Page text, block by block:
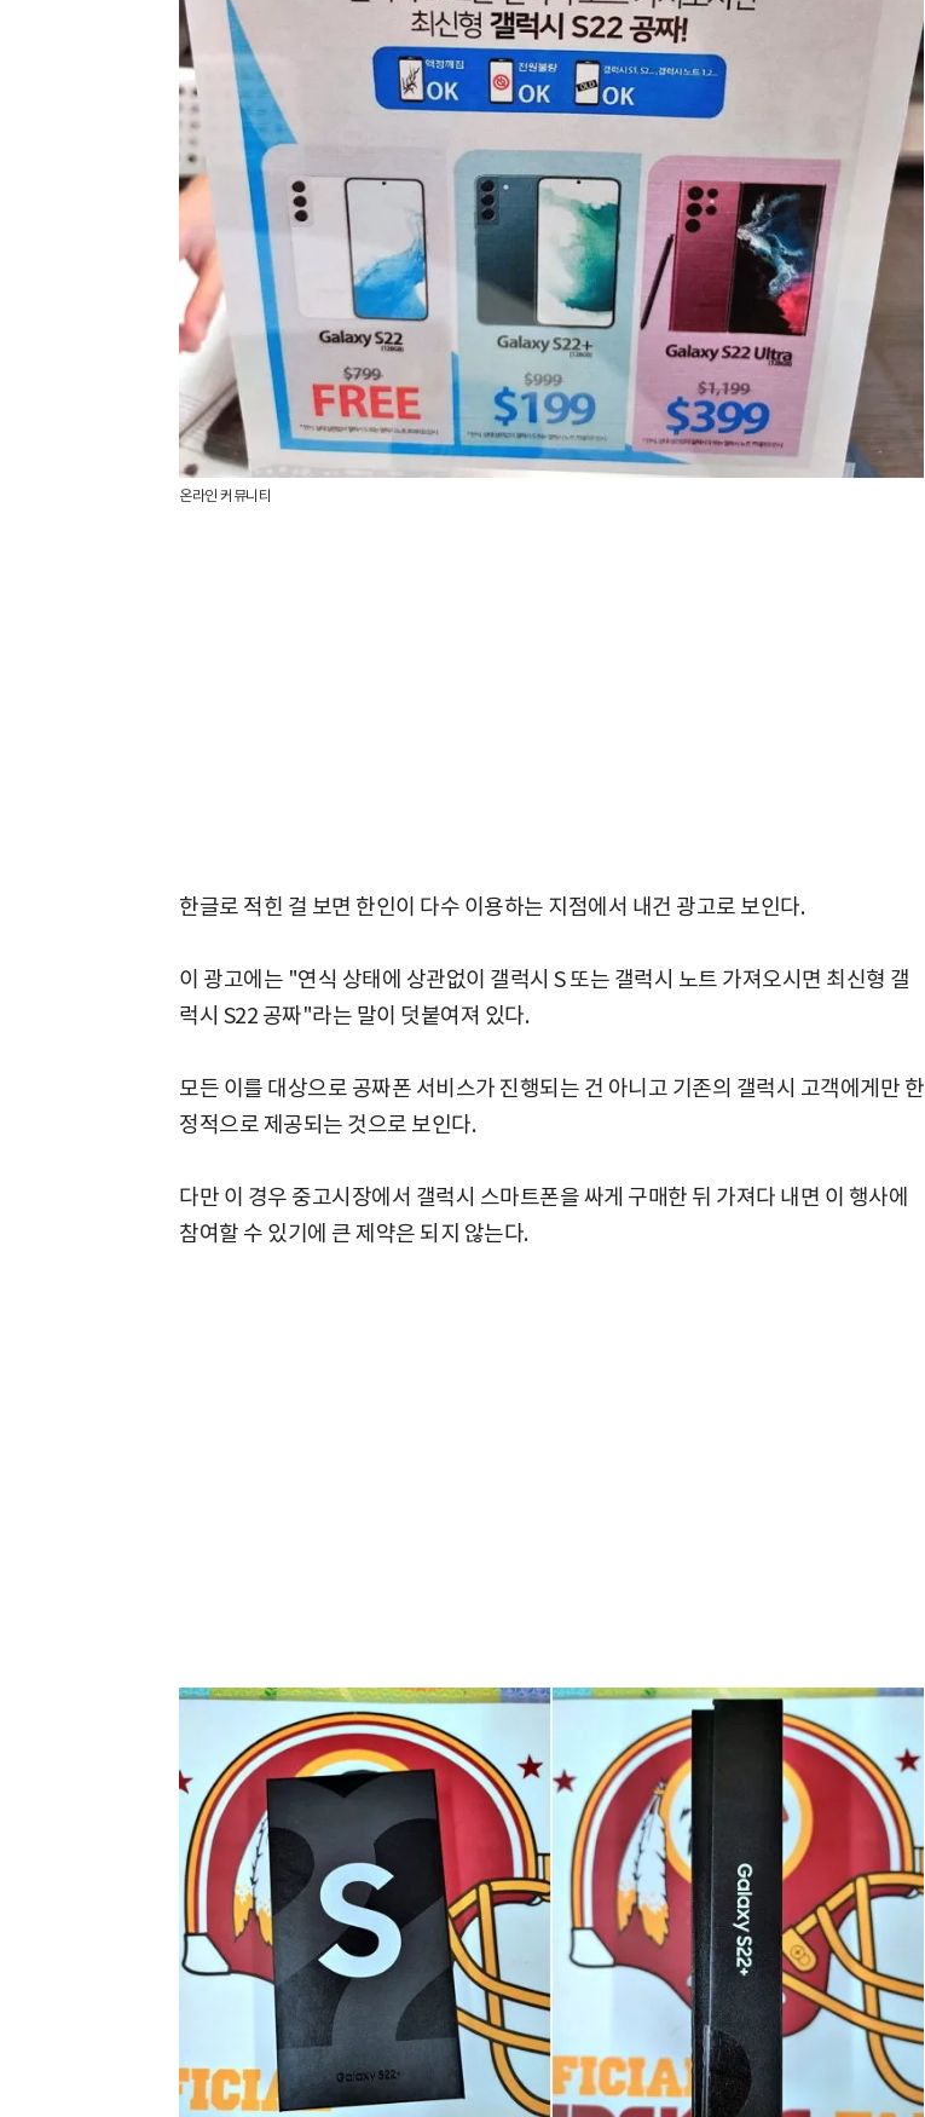
온라인 커뮤니티
한글로 적힌 걸 보면 한인이 다수 이용하는 지점에서 내건 광고로 보인다.
이 광고에는 "연식 상태에 상관없이 갤럭시 S 또는 갤럭시 노트 가져오시면 최신형 갤
럭시 S22 공짜"라는 말이 덧붙여져 있다.
모든 이를 대상으로 공짜폰 서비스가 진행되는 건 아니고 기존의 갤럭시 고객에게만 한
정적으로 제공되는 것으로 보인다.
다만 이 경우 중고시장에서 갤럭시 스마트폰을 싸게 구매한 뒤 가져다 내면 이 행사에
참여할 수 있기에 큰 제약은 되지 않는다.